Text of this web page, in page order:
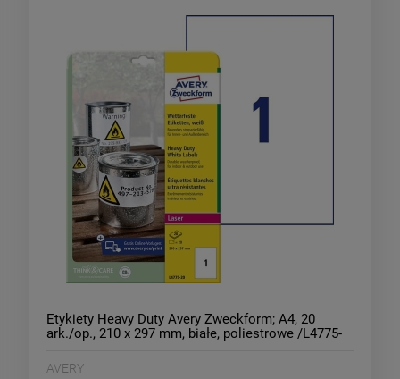
Etykiety Heavy Duty Avery Zweckform; A4, 20
ark./op., 210 x 297 mm, białe, poliestrowe /L4775-
AVERY